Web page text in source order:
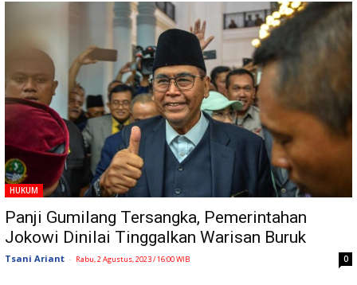
HUKUM
Panji Gumilang Tersangka, Pemerintahan
Jokowi Dinilai Tinggalkan Warisan Buruk
Tsani Ariant - Rabu, 2 Agustus, 2023 / 16:00 WIB 0